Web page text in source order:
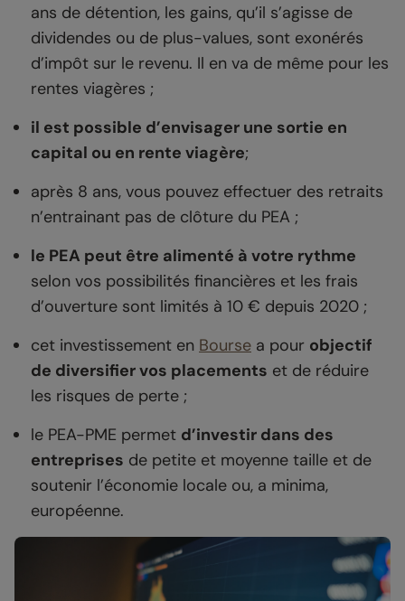
ans de détention, les gains, qu’il s’agisse de
dividendes ou de plus-values, sont exonérés
d’impôt sur le revenu. Il en va de même pour les
rentes viagères ;
il est possible d’envisager une sortie en
capital ou en rente viagère;
après 8 ans, vous pouvez effectuer des retraits
n’entrainant pas de clôture du PEA ;
le PEA peut être alimenté à votre rythme
selon vos possibilités financières et les frais
d’ouverture sont limités à 10 € depuis 2020 ;
cet investissement en Bourse a pour objectif
de diversifier vos placements et de réduire
les risques de perte ;
le PEA-PME permet d’investir dans des
entreprises de petite et moyenne taille et de
soutenir l’économie locale ou, a minima,
européenne.